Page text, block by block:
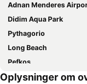
Adnan Menderes
Didim Aqua Park
Pythagorio
Long Beach
Pefkos
Kusadasi Port
Oplysninger om